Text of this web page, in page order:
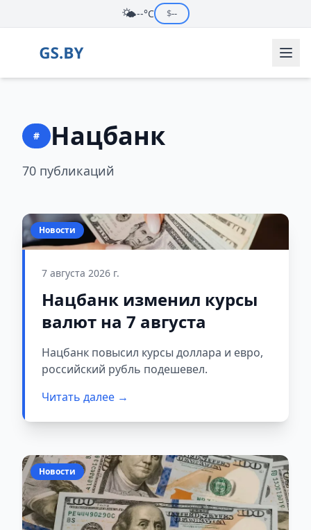
🌤️--°C $--
# Нацбанк
70 публикаций
Новости
7 августа 2026 г.
Нацбанк изменил курсы
валют на 7 августа
Нацбанк повысил курсы доллара и евро,
российский рубль подешевел.
Читать далее →
Новости